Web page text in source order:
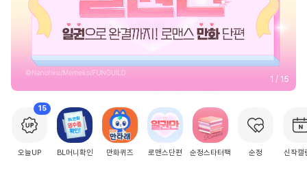
2 / 15
15
오늘UP BL머니확인 만화퀴즈 로맨스단편 순정스타터팩 순정 신작캘